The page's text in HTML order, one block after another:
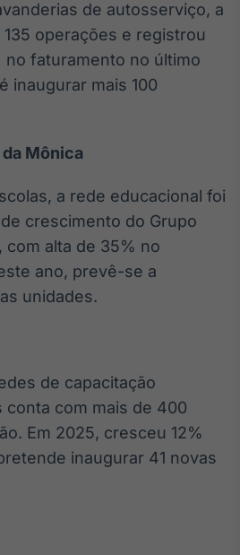
de ativos
Em breve
Crédito
de autosserviço, a
operações e registrou
no faturamento no último
inaugurar mais 100
da Mônica
a rede educacional foi
crescimento do Grupo
com alta de 35% no
ano, prevê-se a
unidades.
de capacitação
conta com mais de 400
Em 2025, cresceu 12%
inaugurar 41 novas